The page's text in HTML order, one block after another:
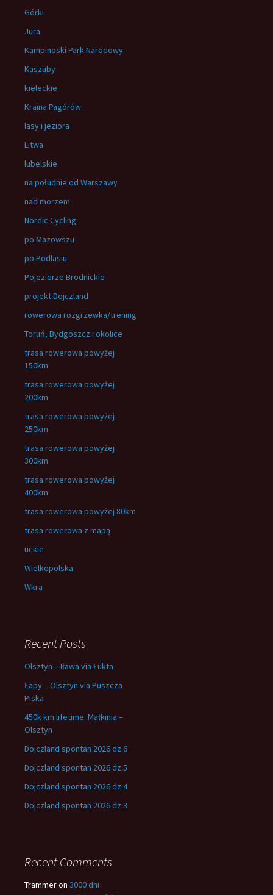
Górki
Jura
Kampinoski Park Narodowy
Kaszuby
kieleckie
Kraina Pagórów
lasy i jeziora
Litwa
lubelskie
na południe od Warszawy
nad morzem
Nordic Cycling
po Mazowszu
po Podlasiu
Pojezierze Brodnickie
projekt Dojczland
rowerowa rozgrzewka/trening
Toruń, Bydgoszcz i okolice
trasa rowerowa powyżej
150km
trasa rowerowa powyżej
200km
trasa rowerowa powyżej
250km
trasa rowerowa powyżej
300km
trasa rowerowa powyżej
400km
trasa rowerowa powyżej 80km
trasa rowerowa z mapą
uckie
Wielkopolska
Wkra
Recent Posts
Olsztyn – Iława via Łukta
Łapy – Olsztyn via Puszcza
Piska
450k km lifetime. Małkinia –
Olsztyn
Dojczland spontan 2026 dz.6
Dojczland spontan 2026 dz.5
Dojczland spontan 2026 dz.4
Dojczland spontan 2026 dz.3
Recent Comments
Trammeron 3000 dni